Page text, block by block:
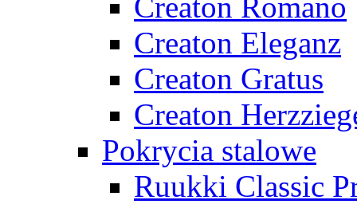
Creaton Eleganz
Creaton Gratus
Creaton
Pokrycia stalowe
Ruukki Classic